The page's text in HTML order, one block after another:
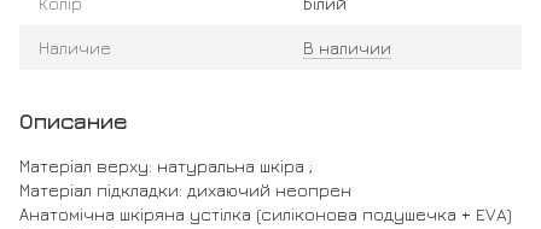
Наличие В наличии
Описание
Матеріал верху: натуральна шкіра ;
Матеріал підкладки: дихаючий неопрен
Анатомічна шкіряна устілка (силіконова подушечка + EVA)